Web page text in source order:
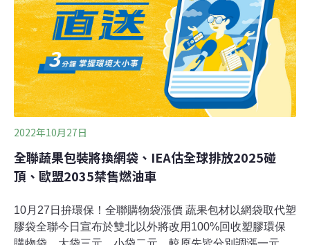
（FHDW）與德國綠色和平研究員共同進行。
2022年10月27日
全聯蔬果包裝將換網袋、IEA估全球排放2025碰
頂、歐盟2035禁售燃油車
10月27日拚環保！全聯購物袋漲價 蔬果包材以網袋取代塑
膠袋全聯今日宣布於雙北以外將改用100%回收塑膠環保